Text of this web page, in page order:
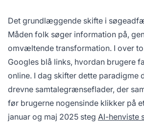
Det grundlæggende skifte i
Måden folk søger information på,
omvæltende transformation. I over
Googles blå links, hvordan brugere
online. I dag skifter dette paradigme
drevne samtalegrænseflader, der
før brugerne nogensinde klikker på
januar og maj 2025 steg AI-henviste